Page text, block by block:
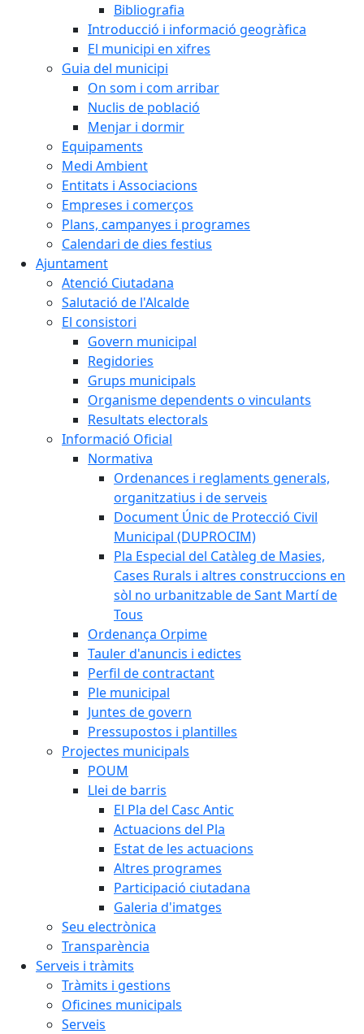
Bibliografia
Introducció i informació geogràfica
El municipi en xifres
Guia del municipi
On som i com arribar
Nuclis de població
Menjar i dormir
Equipaments
Medi Ambient
Entitats i Associacions
Empreses i comerços
Plans, campanyes i programes
Calendari de dies festius
Ajuntament
Atenció Ciutadana
Salutació de l'Alcalde
El consistori
Govern municipal
Regidories
Grups municipals
Organisme dependents o vinculants
Resultats electorals
Informació Oficial
Normativa
Ordenances i reglaments generals,
organitzatius i de serveis
Document Únic de Protecció Civil
Municipal (DUPROCIM)
Pla Especial del Catàleg de Masies,
Cases Rurals i altres construccions en
sòl no urbanitzable de Sant Martí de
Tous
Ordenança Orpime
Tauler d'anuncis i edictes
Perfil de contractant
Ple municipal
Juntes de govern
Pressupostos i plantilles
Projectes municipals
POUM
Llei de barris
El Pla del Casc Antic
Actuacions del Pla
Estat de les actuacions
Altres programes
Participació ciutadana
Galeria d'imatges
Seu electrònica
Transparència
Serveis i tràmits
Tràmits i gestions
Oficines municipals
Serveis